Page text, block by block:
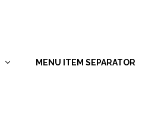
MENU ITEM SEPARATOR